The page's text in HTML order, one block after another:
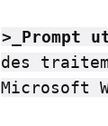
>_Prompt
des
Microsoft